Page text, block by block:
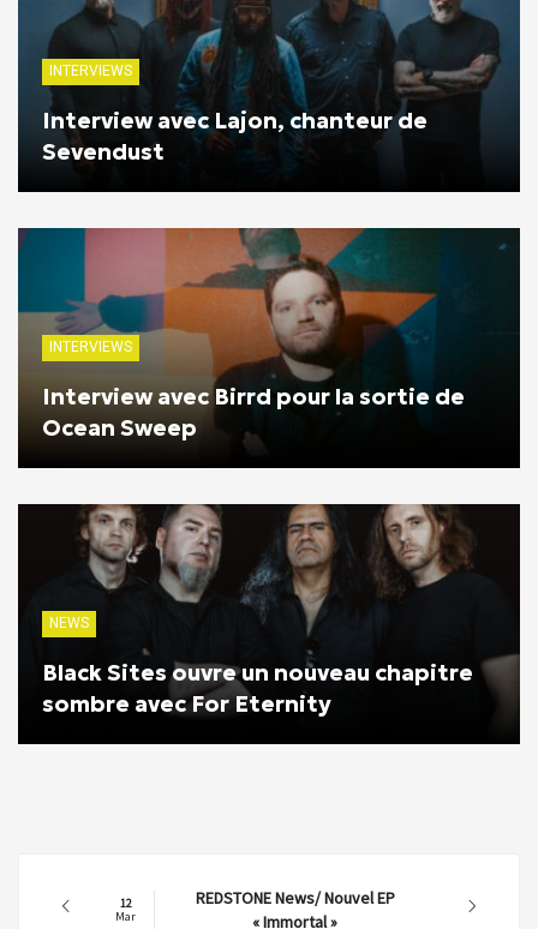
INTERVIEWS
Interview avec Lajon, chanteur de
Sevendust
INTERVIEWS
Interview avec Birrd pour la sortie de
Ocean Sweep
NEWS
Black Sites ouvre un nouveau chapitre
sombre avec For Eternity
12
Mar
REDSTONE News/ Nouvel EP
« Immortal »